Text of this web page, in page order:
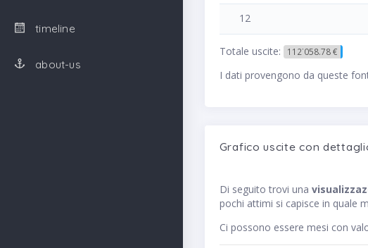
timeline
about-us
12
Totale uscite: 112˙058.78 €
I dati provengono da queste
Grafico uscite con
Di seguito trovi una
pochi attimi si capisce in quale
Ci possono essere mesi con